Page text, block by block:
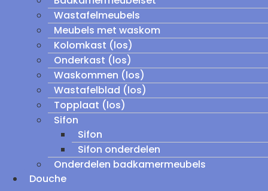
Wastafelmeubels
Meubels met waskom
Kolomkast (los)
Onderkast (los)
Waskommen (los)
Wastafelblad (los)
Topplaat (los)
Sifon
Sifon
Sifon onderdelen
Onderdelen badkamermeubels
Douche